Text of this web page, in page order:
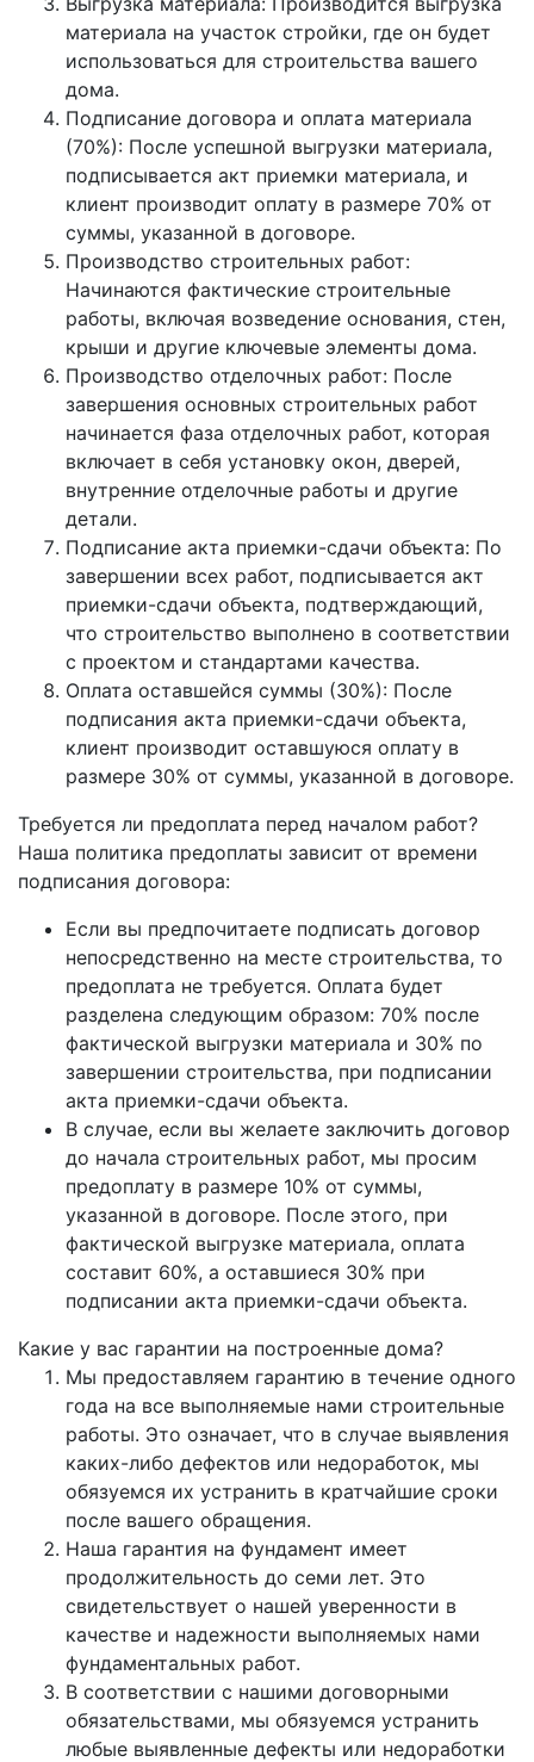
материала на участок стройки, где он будет
использоваться для строительства вашего
дома.
Подписание договора и оплата материала
(70%): После успешной выгрузки материала,
подписывается акт приемки материала, и
клиент производит оплату в размере 70% от
суммы, указанной в договоре.
Производство строительных работ:
Начинаются фактические строительные
работы, включая возведение основания, стен,
крыши и другие ключевые элементы дома.
Производство отделочных работ: После
завершения основных строительных работ
начинается фаза отделочных работ, которая
включает в себя установку окон, дверей,
внутренние отделочные работы и другие
детали.
Подписание акта приемки-сдачи объекта: По
завершении всех работ, подписывается акт
приемки-сдачи объекта, подтверждающий,
что строительство выполнено в соответствии
с проектом и стандартами качества.
Оплата оставшейся суммы (30%): После
подписания акта приемки-сдачи объекта,
клиент производит оставшуюся оплату в
размере 30% от суммы, указанной в договоре.
Требуется ли предоплата перед началом работ?
Наша политика предоплаты зависит от времени
подписания договора:
Если вы предпочитаете подписать договор
непосредственно на месте строительства, то
предоплата не требуется. Оплата будет
разделена следующим образом: 70% после
фактической выгрузки материала и 30% по
завершении строительства, при подписании
акта приемки-сдачи объекта.
В случае, если вы желаете заключить договор
до начала строительных работ, мы просим
предоплату в размере 10% от суммы,
указанной в договоре. После этого, при
фактической выгрузке материала, оплата
составит 60%, а оставшиеся 30% при
подписании акта приемки-сдачи объекта.
Какие у вас гарантии на построенные дома?
Мы предоставляем гарантию в течение одного
года на все выполняемые нами строительные
работы. Это означает, что в случае выявления
каких-либо дефектов или недоработок, мы
обязуемся их устранить в кратчайшие сроки
после вашего обращения.
Наша гарантия на фундамент имеет
продолжительность до семи лет. Это
свидетельствует о нашей уверенности в
качестве и надежности выполняемых нами
фундаментальных работ.
В соответствии с нашими договорными
обязательствами, мы обязуемся устранить
любые выявленные дефекты или недоработки